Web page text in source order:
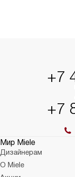
+7
+7
Мир Miele
Дизайнерам
О Miele